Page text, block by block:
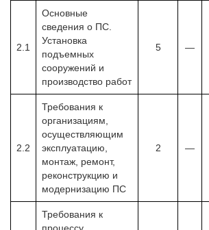
2.1
Основные
сведения о ПС.
Установка
подъемных
сооружений и
производство работ
5 —
2.2
Требования к
организациям,
осуществляющим
эксплуатацию,
монтаж, ремонт,
реконструкцию и
модернизацию ПС
2 —
Требования к
процессу